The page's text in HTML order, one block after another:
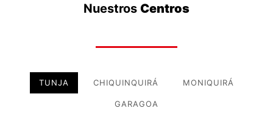
Nuestros Centros
TUNJA CHIQUINQUIRÁ MONIQUIRÁ
GARAGOA